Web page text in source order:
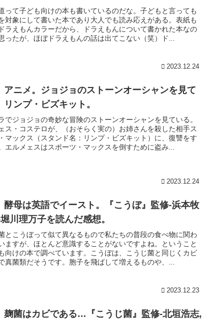
って子ども向けの本も書いているのだな。子どもと言っても
対象にして書いた本であり大人でも読み応えがある。表紙も
ラえもんカラーだから、ドラえもんについて書かれた本なの
ったが、ほぼドラえもんの話は出てこない（笑）ド...
2023.12.24
アニメ。ジョジョのストーンオーシャンを見て
リンプ・ビズキット。
でジョジョの奇妙な冒険のストーンオーシャンを見ている。
ス・コステロが、（おそらく実の）お姉さんを殺した相手ス
マックス（スタンド名：リンプ・ビズキット）に、復讐をす
エルメェスはスポーツ・マックスを倒すために盗み...
2023.12.24
酵母は英語でイースト。『こうぼ』監修-浜本牧
川理万子を読んだ感想。
とこうぼって似て異なるもので私たちの普段の食べ物に関わ
ますが、ほとんど意識することがないですよね。ということ
向けの本で調べています。こうぼは、こうじ菌と同じくカビ
真菌類だそうです。胞子を飛ばして増えるものや、...
2023.12.23
麹菌はカビである…『こうじ菌』監修-北垣浩志,